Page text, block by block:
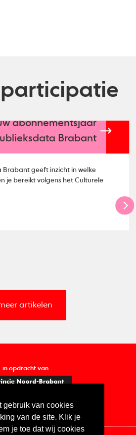
gebruik van cookies
van de site. Klik je
je toe dat wij cookies
abonnementsjaar
Brabant
Brabant geeft inzicht in welke
je bereikt volgens het Culturele
artikelen
in opdracht van